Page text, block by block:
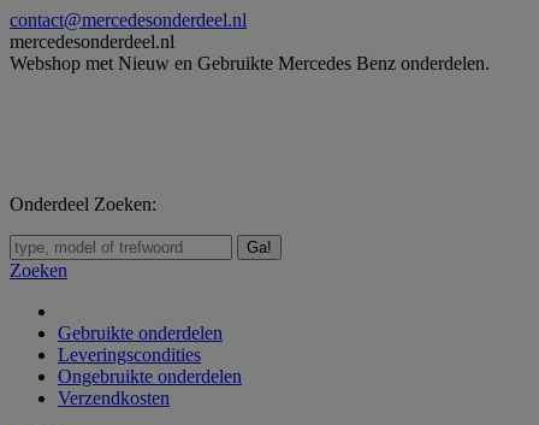
Skip
to
content
contact@mercedesonderdeel.nl
mercedesonderdeel.nl
Webshop met Nieuw en Gebruikte Mercedes Benz onderdelen.
Onderdeel Zoeken:
Zoeken:
Zoeken
Gebruikte onderdelen
Leveringscondities
Ongebruikte onderdelen
Verzendkosten